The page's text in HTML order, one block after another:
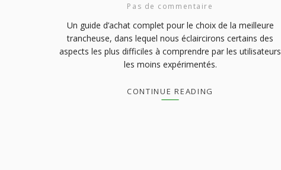
Pas de commentaire
Un guide d’achat complet pour le choix de la meilleure
trancheuse, dans lequel nous éclaircirons certains des
aspects les plus difficiles à comprendre par les utilisateurs
les moins expérimentés.
CONTINUE READING